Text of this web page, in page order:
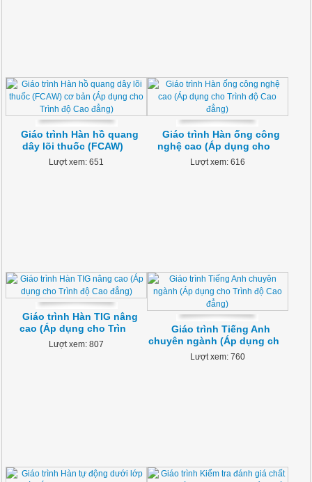
Giáo trình Hàn hồ quang
dây lõi thuốc (FCAW)
Lượt xem: 651
Giáo trình Hàn ống công
nghệ cao (Áp dụng cho
Lượt xem: 616
Giáo trình Hàn TIG nâng
cao (Áp dụng cho Trìn
Lượt xem: 807
Giáo trình Tiếng Anh
chuyên ngành (Áp dụng ch
Lượt xem: 760